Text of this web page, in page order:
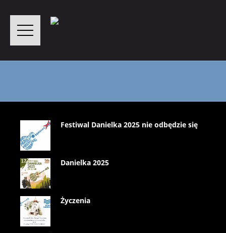
Festiwal Danielka 2025 nie odbędzie się
Danielka 2025
Życzenia